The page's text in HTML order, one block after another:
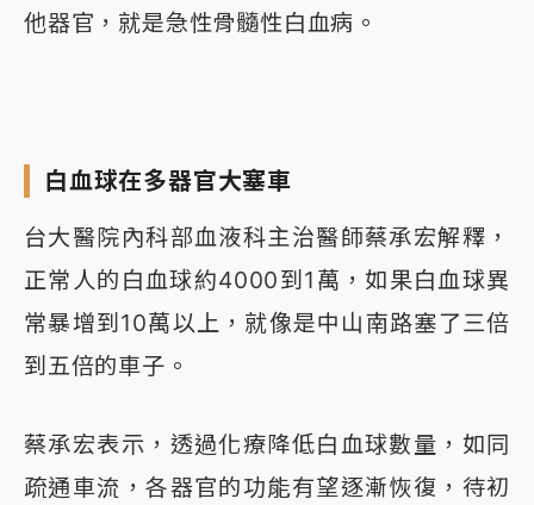
他器官，就是急性骨髓性白血病。
白血球在多器官大塞車
台大醫院內科部血液科主治醫師蔡承宏解釋，
正常人的白血球約4000到1萬，如果白血球異
常暴增到10萬以上，就像是中山南路塞了三倍
到五倍的車子。
蔡承宏表示，透過化療降低白血球數量，如同
疏通車流，各器官的功能有望逐漸恢復，待初